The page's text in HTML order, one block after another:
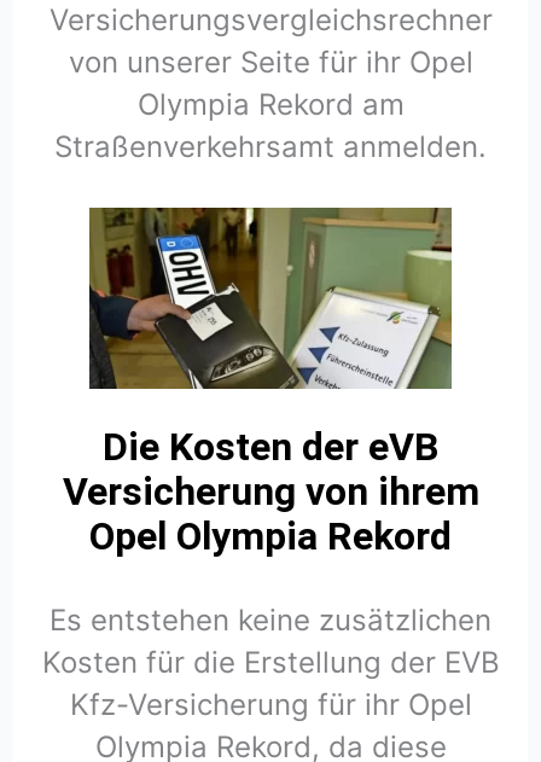
Versicherungsvergleichsrechner
von unserer Seite für ihr Opel
Olympia Rekord am
Straßenverkehrsamt anmelden.
Die Kosten der eVB
Versicherung von ihrem
Opel Olympia Rekord
Es entstehen keine zusätzlichen
Kosten für die Erstellung der EVB
Kfz-Versicherung für ihr Opel
Olympia Rekord, da diese